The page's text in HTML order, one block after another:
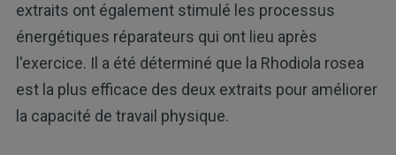
extraits ont également stimulé les processus
énergétiques réparateurs qui ont lieu après
l'exercice. Il a été déterminé que la Rhodiola rosea
est la plus efficace des deux extraits pour améliorer
la capacité de travail physique.